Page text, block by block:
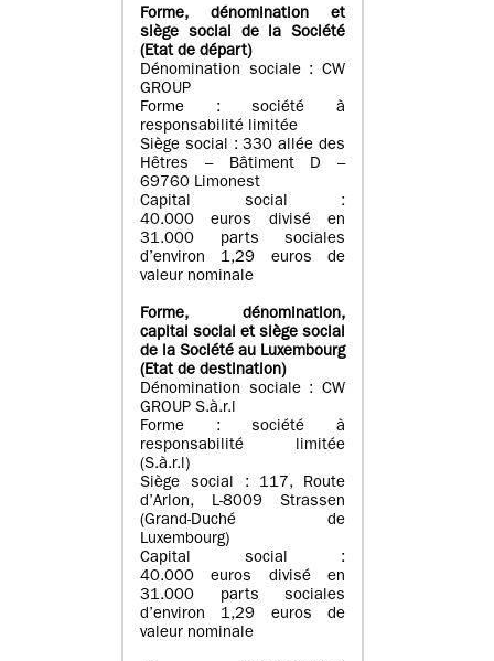
Forme, dénomination et
siège social de la Société
(Etatde départ)
Dénomination sociale : CW
GROUP
Forme : société à
responsabilité limitée
Siège social : 330 allée des
Hêtres – Bâtiment D –
69760 Limonest
Capital social :
40.000 euros divisé en
31.000 parts sociales
d’environ 1,29 euros de
valeur nominale
Forme, dénomination,
capital social et siège social
de la Société au Luxembourg
(Etat de destination)
Dénomination sociale : CW
GROUP S.à.r.l
Forme : société à
responsabilité limitée
(S.à.r.l)
Siège social : 117, Route
d’Arlon, L-8009 Strassen
(Grand-Duché de
Luxembourg)
Capital social :
40.000 euros divisé en
31.000 parts sociales
d’environ 1,29 euros de
valeur nominale